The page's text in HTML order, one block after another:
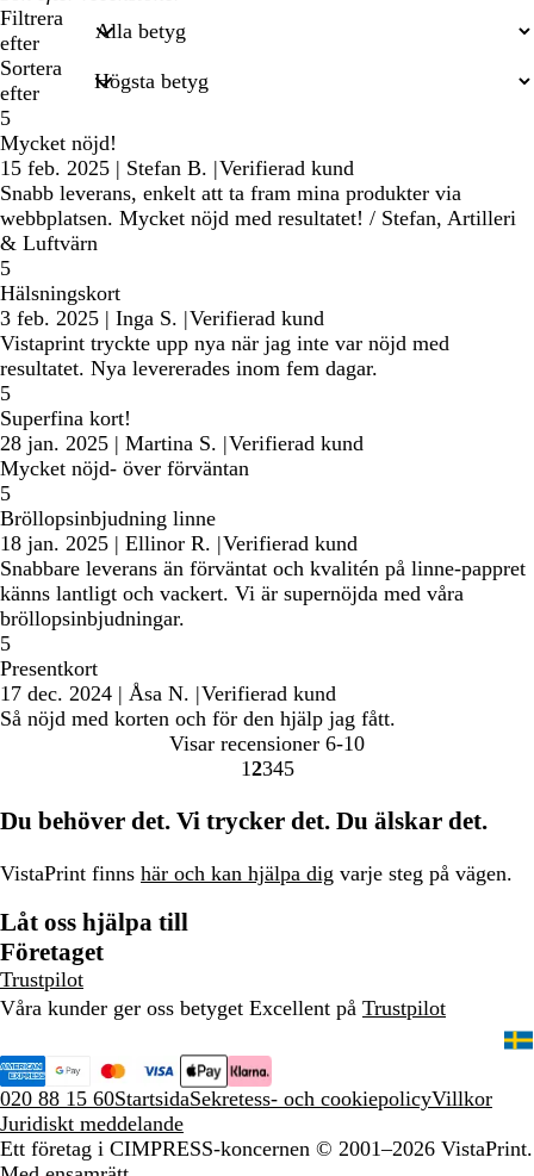
inmatade
sökningar
Filtrera
efter
Sortera
efter
5
Mycket nöjd!
15 feb. 2025 | Stefan B. |Verifierad kund
Snabb leverans, enkelt att ta fram mina produkter via
webbplatsen. Mycket nöjd med resultatet! / Stefan, Artilleri
& Luftvärn
5
Hälsningskort
3 feb. 2025 | Inga S. |Verifierad kund
Vistaprint tryckte upp nya när jag inte var nöjd med
resultatet. Nya levererades inom fem dagar.
5
Superfina kort!
28 jan. 2025 | Martina S. |Verifierad kund
Mycket nöjd- över förväntan
5
Bröllopsinbjudning linne
18 jan. 2025 | Ellinor R. |Verifierad kund
Snabbare leverans än förväntat och kvalitén på linne-pappret
känns lantligt och vackert. Vi är supernöjda med våra
bröllopsinbjudningar.
5
Presentkort
17 dec. 2024 | Åsa N. |Verifierad kund
Så nöjd med korten och för den hjälp jag fått.
Visar recensioner 6-10
gå
sidan
1gå
sidan
2gå
sidan
3gå
sidan
4gå
sidan
5
Du behöver det. Vi trycker det. Du älskar det.
VistaPrint finns här och kan hjälpa dig varje steg på vägen.
Låt oss hjälpa till
Företaget
Trustpilot
Våra kunder ger oss betyget Excellent på Trustpilot
020 88 15 60StartsidaSekretess- och cookiepolicyVillkor
Juridiskt meddelande
Ett företag i CIMPRESS-koncernen © 2001–2026 VistaPrint.